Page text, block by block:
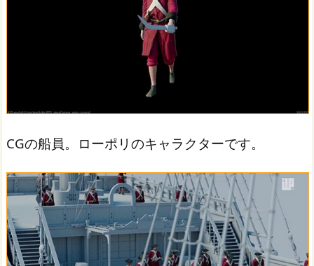
CGの船員。ローポリのキャラクターです。